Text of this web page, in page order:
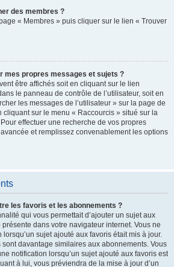
des membres ?
« Membres » puis cliquer sur le lien « Trouver
mes propres messages et sujets ?
être affichés soit en cliquant sur le lien
le panneau de contrôle de l’utilisateur, soit en
les messages de l’utilisateur » sur la page de
cliquant sur le menu « Raccourcis » situé sur la
effectuer une recherche de vos propres
et remplissez convenablement les options
les favoris et les abonnements ?
qui vous permettait d’ajouter un sujet aux
dans votre navigateur internet. Vous ne
sujet ajouté aux favoris était mis à jour.
sont davantage similaires aux abonnements. Vous
notification lorsqu’un sujet ajouté aux favoris est
à lui, vous préviendra de la mise à jour d’un